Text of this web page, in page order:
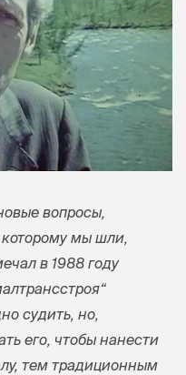
вопросы,
которому мы шли,
в 1988 году
судить, но,
его, чтобы нанести
тем традиционным